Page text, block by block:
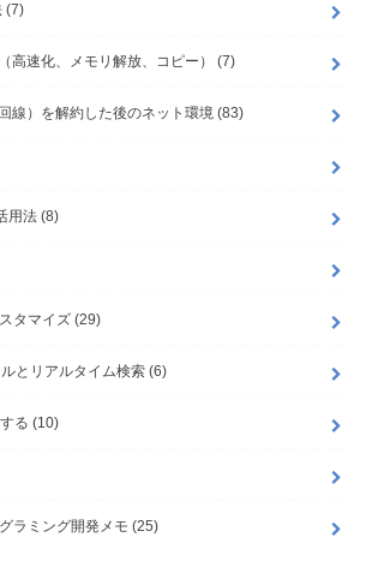
(7)
高速化、メモリ解放、コピー） (7)
線）を解約した後のネット環境 (83)
用法 (8)
タマイズ (29)
とリアルタイム検索 (6)
る (10)
ラミング開発メモ (25)